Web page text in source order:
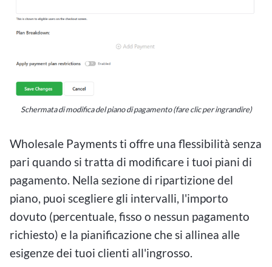
Schermata di modifica del piano di pagamento (fare clic per ingrandire)
Wholesale Payments ti offre una flessibilità senza
pari quando si tratta di modificare i tuoi piani di
pagamento. Nella sezione di ripartizione del
piano, puoi scegliere gli intervalli, l'importo
dovuto (percentuale, fisso o nessun pagamento
richiesto) e la pianificazione che si allinea alle
esigenze dei tuoi clienti all'ingrosso.